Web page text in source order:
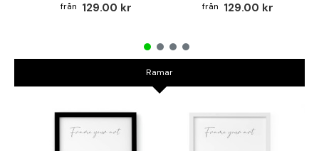
129.00 kr 129.00 kr
Ramar